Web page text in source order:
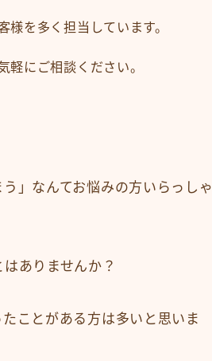
正・髪質改善
ワーク実例
基礎知識
たヘアケア
を多く担当しています。
軽にご相談ください。
」なんてお悩みの方いらっしゃ
ありませんか？
ことがある方は多いと思いま